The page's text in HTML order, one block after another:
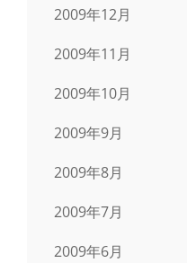
2009年12月
2009年11月
2009年10月
2009年9月
2009年8月
2009年7月
2009年6月